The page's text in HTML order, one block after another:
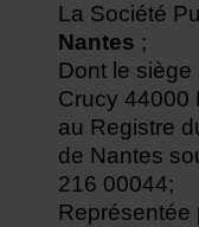
La Société
Nantes ;
Dont le siège
Crucy 44000
au Registre
de Nantes
216 00044;
Représentée